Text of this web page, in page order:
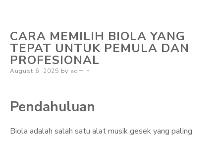
CARA MEMILIH BIOLA YANG
TEPAT UNTUK PEMULA DAN
PROFESIONAL
Posted
August 6, 2025 by admin
Pendahuluan
Biola adalah salah satu alat musik gesek yang paling